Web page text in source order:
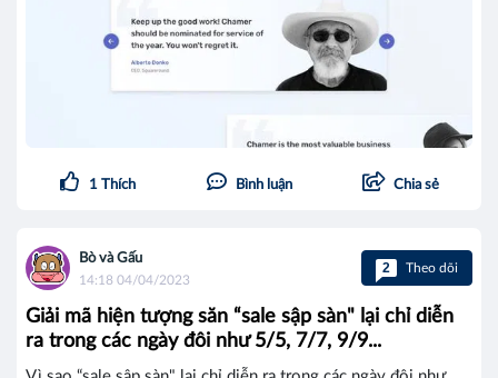
1 Thích Bình luận Chia sẻ
Bò và Gấu
14:18 04/04/2023
2 Theo dõi
Giải mã hiện tượng săn “sale sập sàn" lại chỉ diễn
ra trong các ngày đôi như 5/5, 7/7, 9/9...